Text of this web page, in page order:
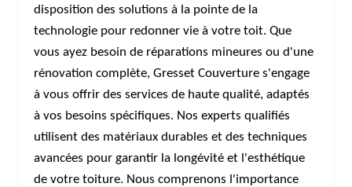
disposition des solutions à la pointe de la
technologie pour redonner vie à votre toit. Que
vous ayez besoin de réparations mineures ou d'une
rénovation complète, Gresset Couverture s'engage
à vous offrir des services de haute qualité, adaptés
à vos besoins spécifiques. Nos experts qualifiés
utilisent des matériaux durables et des techniques
avancées pour garantir la longévité et l'esthétique
de votre toiture. Nous comprenons l'importance